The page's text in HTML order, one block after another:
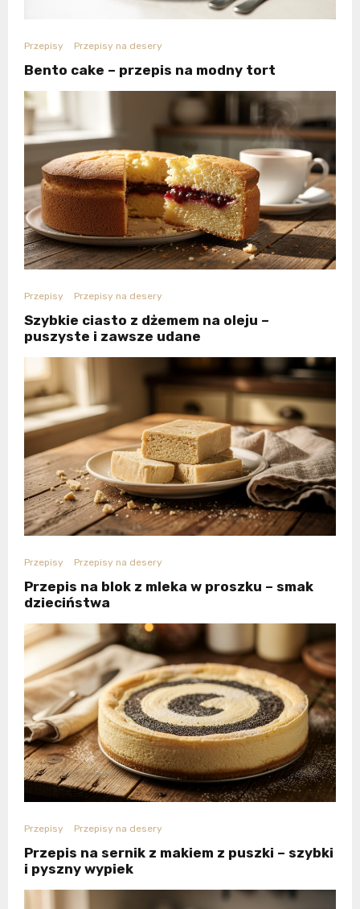
Przepisy Przepisy na desery
Bento cake – przepis na modny tort
Przepisy Przepisy na desery
Szybkie ciasto z dżemem na oleju –
puszyste i zawsze udane
Przepisy Przepisy na desery
Przepis na blok z mleka w proszku – smak
dzieciństwa
Przepisy Przepisy na desery
Przepis na sernik z makiem z puszki – szybki
i pyszny wypiek